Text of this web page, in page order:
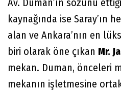
Av. Duman’ın sözünü
kaynağında ise Saray’ın
alan ve Ankara’nın en
biri olarak öne çıkan Mr.
mekan. Duman, önceleri
mekanın işletmesine